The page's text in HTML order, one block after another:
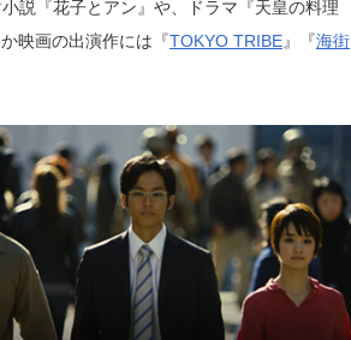
説『花子とアン』や、ドラマ『天皇の料理
映画の出演作には『TOKYO TRIBE』『海街